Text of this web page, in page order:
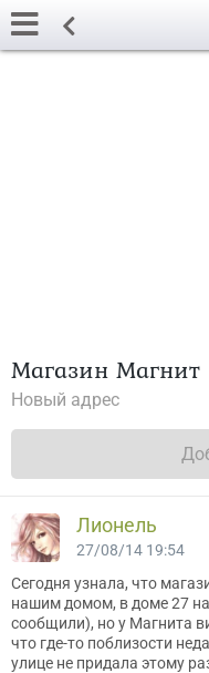
Магазин Магнит
Новый адрес
Лионель
27/08/14 19:54
Сегодня узнала, что
нашим домом, в доме 27
сообщили), но у Магнита
что где-то поблизости
улице не придала этому